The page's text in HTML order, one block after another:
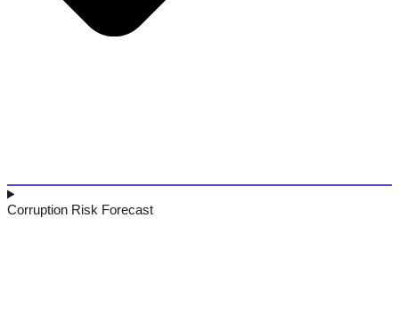
Corruption Risk Forecast